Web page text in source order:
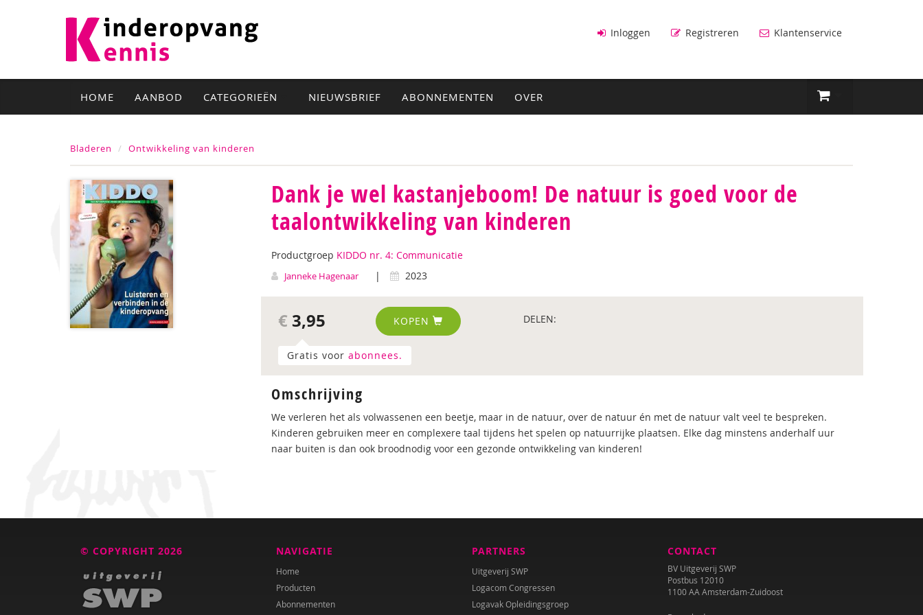
Inloggen Registreren Klantenservice
HOME AANBOD CATEGORIEËN NIEUWSBRIEF ABONNEMENTEN OVER
Bladeren Ontwikkeling van kinderen
Dank je wel kastanjeboom! De natuur is goed voor de
taalontwikkeling van kinderen
Productgroep KIDDO nr. 4: Communicatie
Janneke Hagenaar | 2023
€ 3,95 KOPEN DELEN:
Gratis voor abonnees.
Omschrijving
We verleren het als volwassenen een beetje, maar in de natuur, over de natuur én met de natuur valt veel te bespreken.
Kinderen gebruiken meer en complexere taal tijdens het spelen op natuurrijke plaatsen. Elke dag minstens anderhalf uur
naar buiten is dan ook broodnodig voor een gezonde ontwikkeling van kinderen!
© COPYRIGHT 2026 NAVIGATIE
Home
Producten
Abonnementen
PARTNERS
Uitgeverij SWP
Logacom Congressen
Logavak Opleidingsgroep
CONTACT
BV Uitgeverij SWP
Postbus 12010
1100 AA Amsterdam-Zuidoost